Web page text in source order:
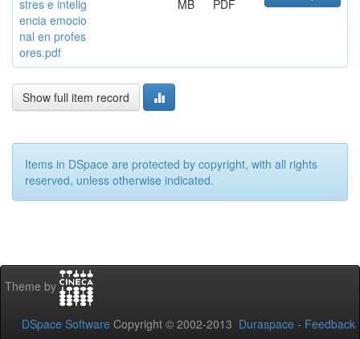
stres e intelig
encia emocio
nal en profes
ores.pdf
MB
PDF
Show full item record
Items in DSpace are protected by copyright, with all rights
reserved, unless otherwise indicated.
Theme by
DSpace Software Copyright © 2002-2013 Duraspace - Feedback